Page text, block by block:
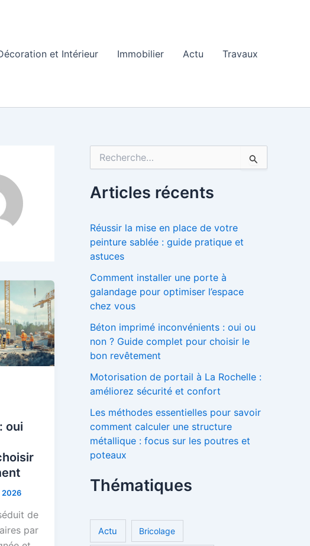
et Intérieur Immobilier Actu Travaux
oui
2026
de
par
h
e
h
e
r
:
Articles récents
Réussir la mise en place de votre
peinture sablée : guide pratique et
astuces
Comment installer une porte à
galandage pour optimiser l’espace
chez vous
Béton imprimé inconvénients : oui ou
non ? Guide complet pour choisir le
bon revêtement
Motorisation de portail à La Rochelle :
améliorez sécurité et confort
Les méthodes essentielles pour savoir
comment calculer une structure
métallique : focus sur les poutres et
poteaux
Thématiques
Actu Bricolage